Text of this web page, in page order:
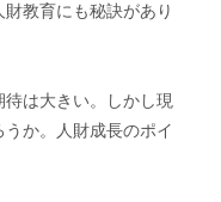
教育にも秘訣があり
は大きい。しかし現
か。人財成長のポイ